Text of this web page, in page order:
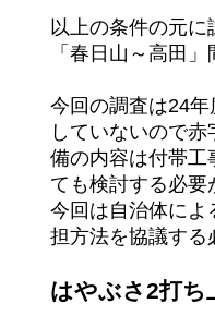
以上の条件の元
「春日山～高田
今回の調査は24
していないので
備の内容は付帯工
ても検討する必要
今回は自治体によ
担方法を協議する
はやぶさ2打ち